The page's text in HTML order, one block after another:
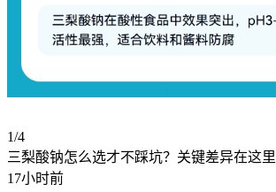
1/4
三梨酸钠怎么选才不踩坑？关键差异在这里
17小时前